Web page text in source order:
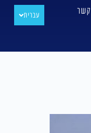
עברית
РУССКИЙ קשר